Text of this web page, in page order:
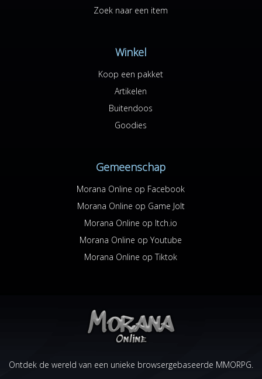
Zoek naar een item
Winkel
Koop een pakket
Artikelen
Buitendoos
Goodies
Gemeenschap
Morana Online op Facebook
Morana Online op Game Jolt
Morana Online op Itch.io
Morana Online op Youtube
Morana Online op Tiktok
Ontdek de wereld van een unieke browsergebaseerde MMORPG.